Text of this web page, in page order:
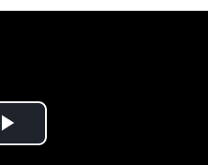
Play Video